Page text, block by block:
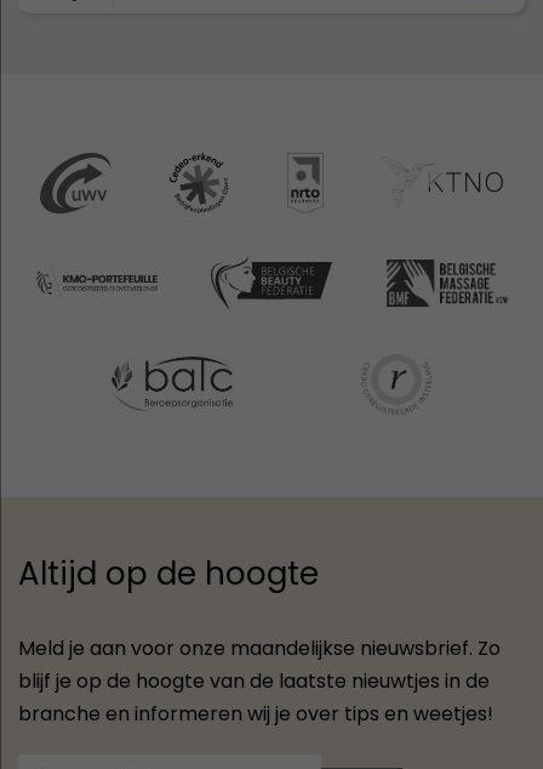
Altijd op de hoogte
Meld je aan voor onze maandelijkse nieuwsbrief. Zo
blijf je op de hoogte van de laatste nieuwtjes in de
branche en informeren wij je over tips en weetjes!